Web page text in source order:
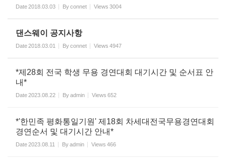
Date2018.03.03 Byconnet Views 3004
댄스웨이 공지사항
Date2018.03.01 Byconnet Views 4947
*제28회 전국 학생 무용 경연대회 대기시간 및 순서표 안
내*
Date2023.08.22 Byadmin Views 652
*'한민족 평화통일기원' 제18회 차세대전국무용경연대회
경연순서 및 대기시간 안내*
Date2023.08.11 Byadmin Views 466